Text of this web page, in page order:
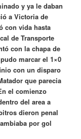
y ya le daban
a Victoria de
con vida hasta
de Transporte
con la chapa de
marcar el 1×0
con un disparo
que parecia
el comienzo
del area a
dieron penal
por gol